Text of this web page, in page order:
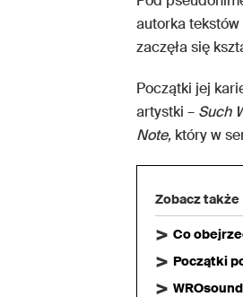
autorka tekstów
zaczęła się
Początki jej
artystki – Such
Note, który w
Zobacz także
Co
Początki